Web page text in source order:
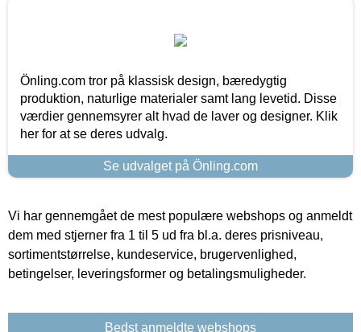
Önling.com tror på klassisk design, bæredygtig
produktion, naturlige materialer samt lang levetid. Disse
værdier gennemsyrer alt hvad de laver og designer. Klik
her for at se deres udvalg.
Se udvalget på Önling.com
Vi har gennemgået de mest populære webshops og anmeldt
dem med stjerner fra 1 til 5 ud fra bl.a. deres prisniveau,
sortimentstørrelse, kundeservice, brugervenlighed,
betingelser, leveringsformer og betalingsmuligheder.
Bedst anmeldte webshops